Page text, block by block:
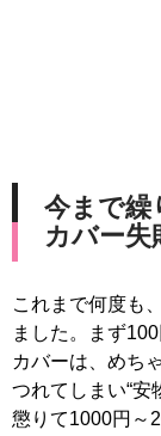
今まで繰
カバー失
これまで何度も
ました。まず
カバーは、めち
つれてしまい“安
懲りて1000円～